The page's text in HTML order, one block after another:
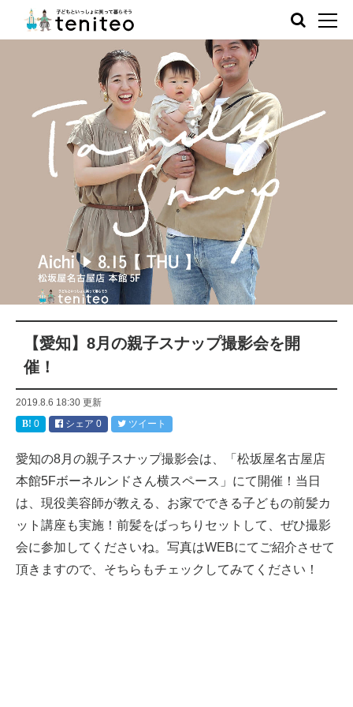
【愛知】8月の親子スナップ撮影会を開
催！
2019.8.6 18:30 更新
0
シェア 0 ツイート
愛知の8月の親子スナップ撮影会は、「松坂屋名古屋店
本館5Fボーネルンドさん横スペース」にて開催！当日
は、現役美容師が教える、お家でできる子どもの前髪カ
ット講座も実施！前髪をばっちりセットして、ぜひ撮影
会に参加してくださいね。写真はWEBにてご紹介させて
頂きますので、そちらもチェックしてみてください！